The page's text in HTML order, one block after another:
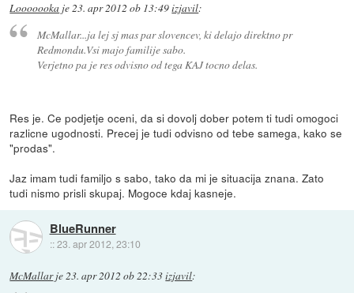
Looooooka je23. apr 2012 ob 13:49izjavil:
McMallar...ja lej sj mas par slovencev, ki delajo direktno pr
Redmondu.Vsi majo familije sabo.
Verjetno pa je res odvisno od tega KAJ tocno delas.
Res je. Ce podjetje oceni, da si dovolj dober potem ti tudi omogoci
razlicne ugodnosti. Precej je tudi odvisno od tebe samega, kako se
"prodas".
Jaz imam tudi familjo s sabo, tako da mi je situacija znana. Zato
tudi nismo prisli skupaj. Mogoce kdaj kasneje.
BlueRunner
::23. apr 2012, 23:10
McMallarje23. apr 2012 ob 22:33izjavil: